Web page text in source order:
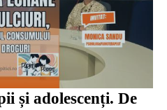
și adolescenți. De